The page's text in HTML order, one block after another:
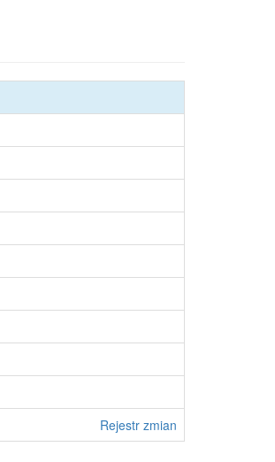
Rejestr zmian